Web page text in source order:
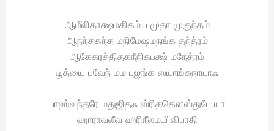
ஆமீலிதாக்ஷமதிகம்ய முதா முகுந்தம்
ஆநந்தகந்த மநிமேஷமநங்க தந்த்ரம்
ஆகேகரச்திதகநீநிகபக்ஷ் மநேத்ரம்
பூத்யை பவேந் மம புஜங்க ஸயாங்கநாயாஃ
பாஹ்வந்தரே மதுஜிதஃ ஸ்ரிதகௌஸ்துபே யா
ஹாராவலீவ ஹரிநீலமயீ விபாதி